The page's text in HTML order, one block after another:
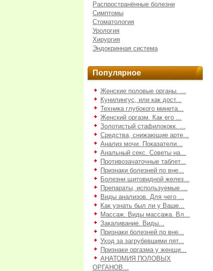
Распространённые болезни
Симптомы
Стоматология
Урология
Хирургия
Эндокринная система
Популярное
Женские половые органы. ...
Кунилингус, или как дост...
Техника глубокого минета...
Женский оргазм. Как его ...
Золотистый стафилококк. ...
Средства, снижающие арте...
Анализ мочи. Показатели...
Анальный секс. Советы на...
Противозачаточные таблет...
Признаки болезней по вне...
Болезни щитовидной желез...
Препараты, используемые ...
Виды анализов. Для чего ...
Как узнать был ли у Ваше...
Массаж. Виды массажа. Вл...
Закаливание. Виды...
Признаки болезней по вне...
Уход за загрубевшими пят...
Признаки оргазма у женщи...
АНАТОМИЯ ПОЛОВЫХ
ОРГАНОВ...